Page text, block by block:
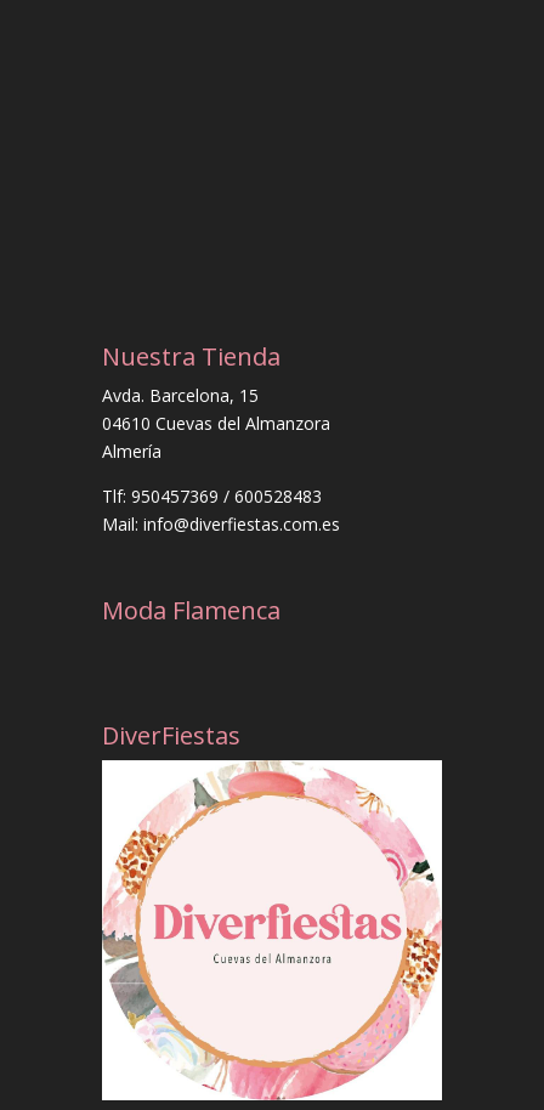
Nuestra Tienda
Avda. Barcelona, 15
04610 Cuevas del Almanzora
Almería
Tlf: 950457369 / 600528483
Mail: info@diverfiestas.com.es
Moda Flamenca
DiverFiestas